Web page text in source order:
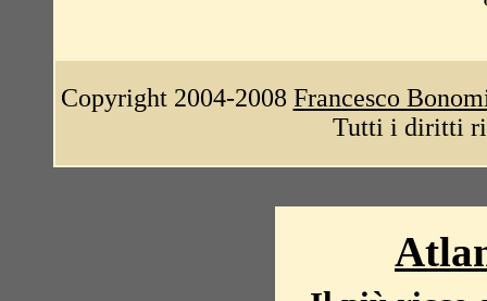
Copyright 2004-2008 Francesco
Tutti i diritti